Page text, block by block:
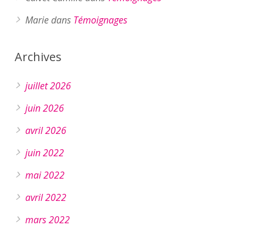
Mariedans Témoignages
Archives
juillet 2026
juin 2026
avril 2026
juin 2022
mai 2022
avril 2022
mars 2022